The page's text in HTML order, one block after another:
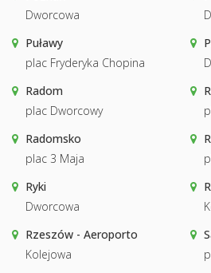
Dworcowa
Puławy
plac Fryderyka Chopina
Radom
plac Dworcowy
Radomsko
plac 3 Maja
Ryki
Dworcowa
Rzeszów - Aeroporto
Kolejowa